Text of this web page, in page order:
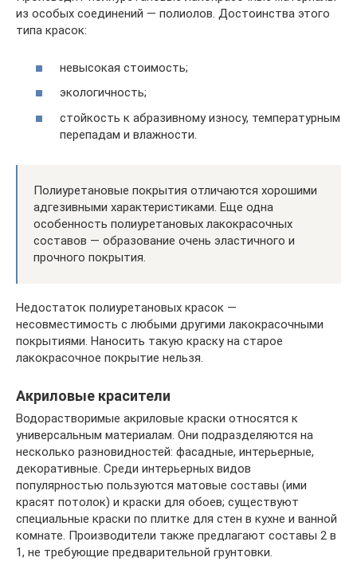
из особых соединений — полиолов. Достоинства этого
типа красок:
невысокая стоимость;
экологичность;
стойкость к абразивному износу, температурным
перепадам и влажности.
Полиуретановые покрытия отличаются хорошими
адгезивными характеристиками. Еще одна
особенность полиуретановых лакокрасочных
составов — образование очень эластичного и
прочного покрытия.
Недостаток полиуретановых красок —
несовместимость с любыми другими лакокрасочными
покрытиями. Наносить такую краску на старое
лакокрасочное покрытие нельзя.
Акриловые красители
Водорастворимые акриловые краски относятся к
универсальным материалам. Они подразделяются на
несколько разновидностей: фасадные, интерьерные,
декоративные. Среди интерьерных видов
популярностью пользуются матовые составы (ими
красят потолок) и краски для обоев; существуют
специальные краски по плитке для стен в кухне и ванной
комнате. Производители также предлагают составы 2 в
1, не требующие предварительной грунтовки.